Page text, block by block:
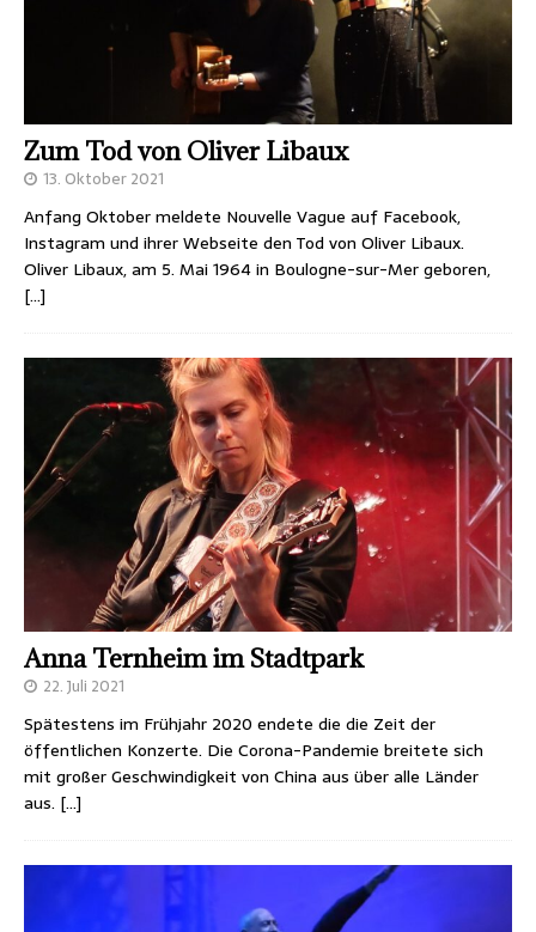
Zum Tod von Oliver Libaux
13. Oktober 2021
Anfang Oktober meldete Nouvelle Vague auf Facebook,
Instagram und ihrer Webseite den Tod von Oliver Libaux.
Oliver Libaux, am 5. Mai 1964 in Boulogne-sur-Mer geboren,
[…]
Anna Ternheim im Stadtpark
22. Juli 2021
Spätestens im Frühjahr 2020 endete die die Zeit der
öffentlichen Konzerte. Die Corona-Pandemie breitete sich
mit großer Geschwindigkeit von China aus über alle Länder
aus. […]